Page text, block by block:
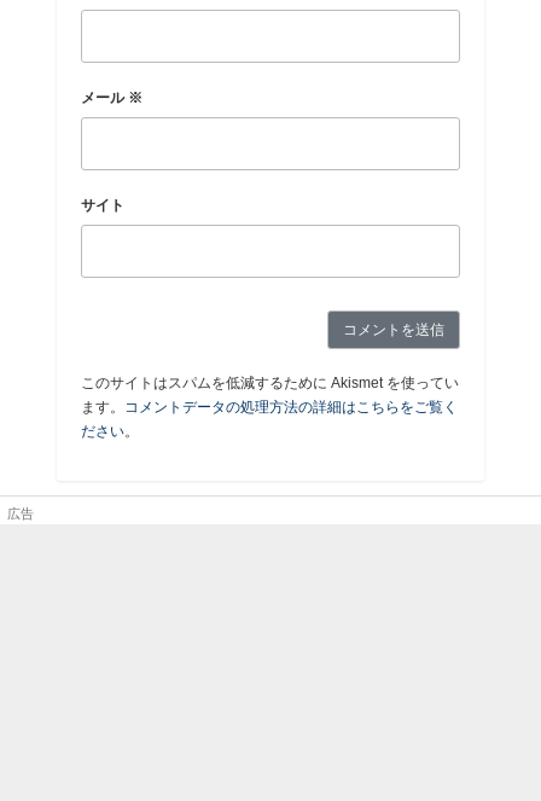
メール ※
サイト
このサイトはスパムを低減するために Akismet を使ってい
ます。 コメントデータの処理方法の詳細はこちらをご覧く
ださい。